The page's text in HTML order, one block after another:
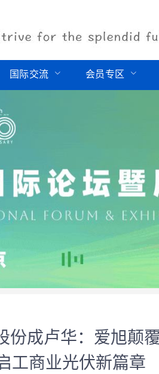
国际交流 会员专区
份成卢华：爱旭颠
工商业光伏新篇章